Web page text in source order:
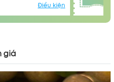
Điều kiện
giá